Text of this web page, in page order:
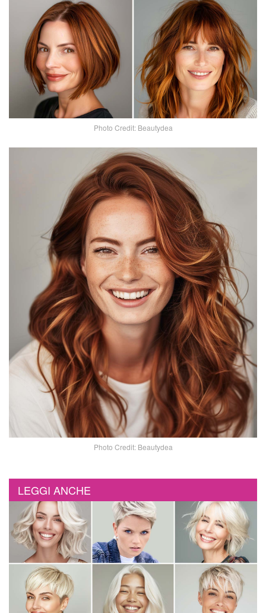
Photo Credit: Beautydea
Photo Credit: Beautydea
LEGGI ANCHE